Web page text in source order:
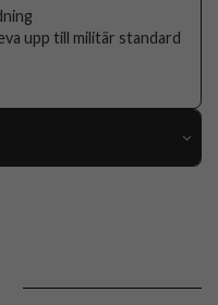
upp till militär standard